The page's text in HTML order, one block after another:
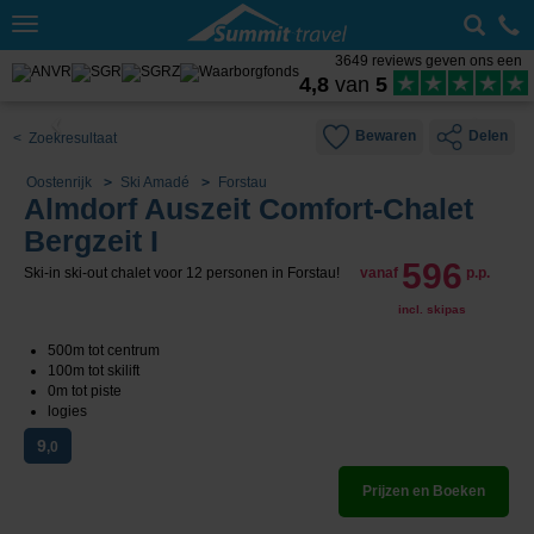
Toggle
3649 reviews geven ons een
4,8 van 5
< Zoekresultaat Bewaren Delen
Oostenrijk Ski Amadé Forstau
Almdorf Auszeit Comfort-Chalet
Bergzeit I
Ski-in ski-out chalet voor 12 personen in Forstau! vanaf 596 p.p.
incl. skipas
500m tot centrum
100m tot skilift
0m tot piste
logies
9,0
Prijzen en Boeken